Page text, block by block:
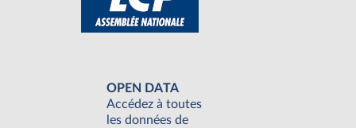
OPEN DATA
Accédez à toutes
les données de